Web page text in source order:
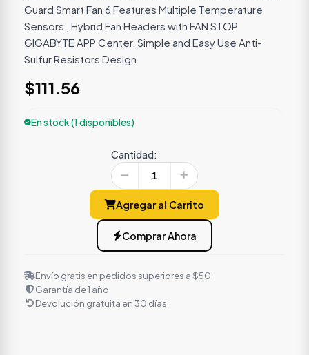
Guard​ Smart Fan 6 Features Multiple Temperature
Sensors , Hybrid Fan Headers with FAN STOP​
GIGABYTE APP Center, Simple and Easy Use​ Anti-
Sulfur Resistors Design​
$111.56
En stock (1 disponibles)
Cantidad:
Agregar al Carrito
Comprar Ahora
Envío gratis en pedidos superiores a $50
Garantía de 1 año
Devolución gratuita en 30 días